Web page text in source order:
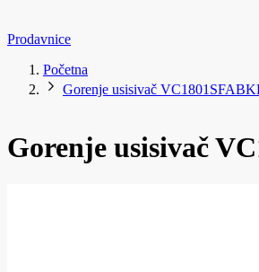
Prodavnice
Početna
Gorenje usisivač
Gorenje usisivač